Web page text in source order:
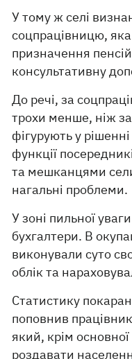
У тому ж селі
соцпрацівницю,
призначення
консультативну
До речі, за
трохи менше, ніж
фігурують у
функції
та мешканцями
нагальні проблеми.
У зоні пильної
бухгалтери. В
виконували суто
облік та
Статистику
поповнив
який, крім
роздавати